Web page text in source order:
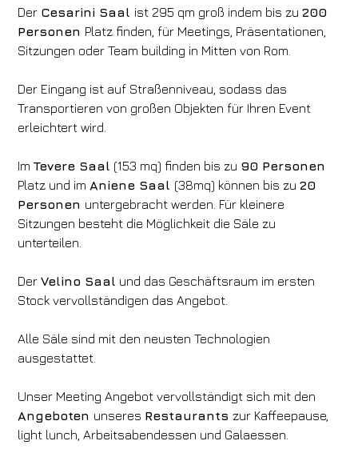
Der Cesarini Saal ist 295 qm groß indem bis zu200
Personen Platz finden, für Meetings, Präsentationen,
Sitzungen oder Team building in Mitten von Rom.
Der Eingang ist auf Straßenniveau, sodass das
Transportieren von großen Objekten für Ihren Event
erleichtert wird.
ImTevere Saal (153 mq) finden bis zu 90 Personen
Platz und im Aniene Saal (38mq) können bis zu20
Personen untergebracht werden. Für kleinere
Sitzungen besteht die Möglichkeit die Säle zu
unterteilen.
DerVelino Saal und das Geschäftsraum im ersten
Stock vervollständigen das Angebot.
Alle Säle sind mit den neusten Technologien
ausgestattet.
Unser Meeting Angebot vervollständigt sich mit den
Angeboten unseres Restaurantszur Kaffeepause,
light lunch, Arbeitsabendessen und Galaessen.